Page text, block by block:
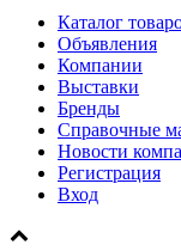
Каталог
Объявления
Компании
Выставки
Бренды
Справочные
Новости
Регистрация
Вход